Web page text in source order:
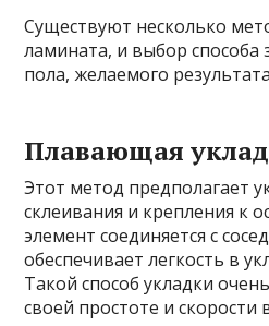
Существуют несколько
ламината, и выбор способа
пола, желаемого
Плавающая
Этот метод предполагает
склеивания и крепления к
элемент соединяется с
обеспечивает легкость в
Такой способ укладки
своей простоте и скорости